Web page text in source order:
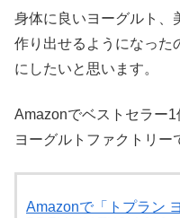
身体に良いヨーグルト、
作り出せるようになった
にしたいと思います。
Amazonでベストセラー
ヨーグルトファクトリー
Amazonで「トプラン